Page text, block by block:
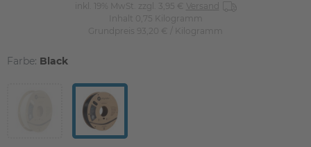
inkl. 19% MwSt. zzgl. 3,95 €
Versand
Inhalt
Kilogramm
93,20 € / Kilogramm
Farbe: Black